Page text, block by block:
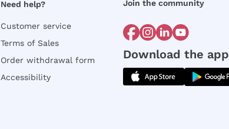
Need help?
Customer service
Terms of Sales
Order withdrawal form
Accessibility
Join the community
Download the app